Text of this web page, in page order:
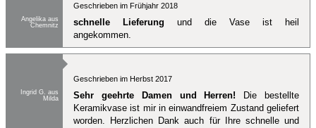
Angelika aus
Chemnitz
Geschrieben im Frühjahr 2018
schnelle Lieferung und die Vase ist heil
angekommen.
Ingrid G. aus
Milda
Geschrieben im Herbst 2017
Sehr geehrte Damen und Herren! Die bestellte
Keramikvase ist mir in einwandfreiem Zustand geliefert
worden. Herzlichen Dank auch für Ihre schnelle und